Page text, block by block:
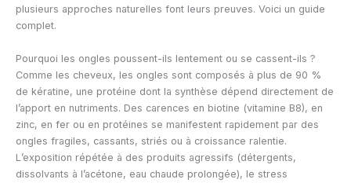
plusieurs approches naturelles font leurs preuves. Voici un guide
complet.
Pourquoi les ongles poussent-ils lentement ou se cassent-ils ?
Comme les cheveux, les ongles sont composés à plus de 90 %
de kératine, une protéine dont la synthèse dépend directement de
l’apport en nutriments. Des carences en biotine (vitamine B8), en
zinc, en fer ou en protéines se manifestent rapidement par des
ongles fragiles, cassants, striés ou à croissance ralentie.
L’exposition répétée à des produits agressifs (détergents,
dissolvants à l’acétone, eau chaude prolongée), le stress